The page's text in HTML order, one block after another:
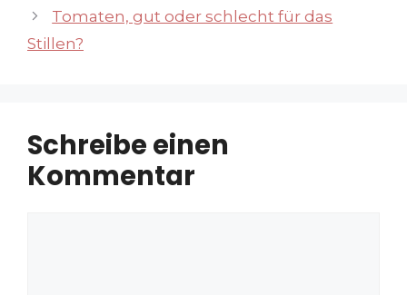
Tomaten, gut oder schlecht für das
Stillen?
Schreibe einen
Kommentar